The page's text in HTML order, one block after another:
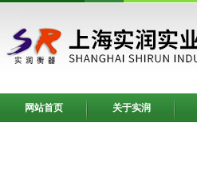
网站首页 关于实润